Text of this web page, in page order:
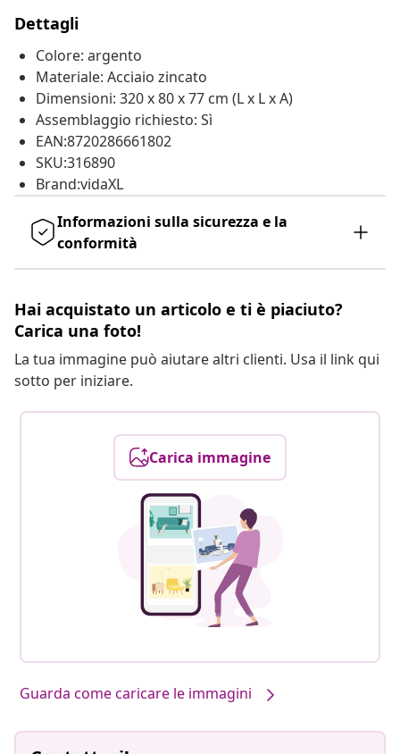
Dettagli
Colore: argento
Materiale: Acciaio zincato
Dimensioni: 320 x 80 x 77 cm (L x L x A)
Assemblaggio richiesto: Sì
EAN:8720286661802
SKU:316890
Brand:vidaXL
Informazioni sulla sicurezza e la
conformità
Hai acquistato un articolo e ti è piaciuto?
Carica una foto!
La tua immagine può aiutare altri clienti. Usa il link qui
sotto per iniziare.
Carica immagine
Guarda come caricare le immagini